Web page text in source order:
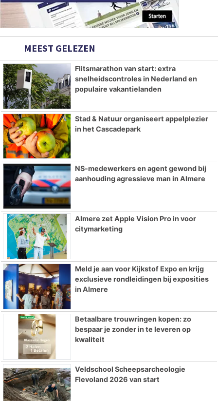
MEEST GELEZEN
Flitsmarathon van start: extra
snelheidscontroles in Nederland en
populaire vakantielanden
Stad & Natuur organiseert appelplezier
in het Cascadepark
NS-medewerkers en agent gewond bij
aanhouding agressieve man in Almere
Almere zet Apple Vision Pro in voor
citymarketing
Meld je aan voor Kijkstof Expo en krijg
exclusieve rondleidingen bij exposities
in Almere
Betaalbare trouwringen kopen: zo
bespaar je zonder in te leveren op
kwaliteit
Veldschool Scheepsarcheologie
Flevoland 2026 van start